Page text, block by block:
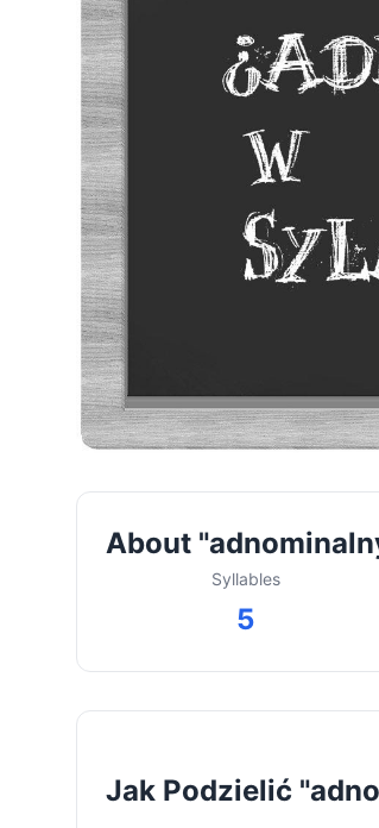
About
Syllables
5
Jak Podzielić